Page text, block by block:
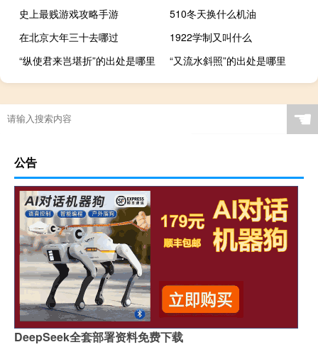
史上最贱游戏攻略手游
510冬天换什么机油
在北京大年三十去哪过
1922学制又叫什么
“纵使君来岂堪折”的出处是哪里
“又流水斜照”的出处是哪里
☚
公告
DeepSeek全套部署资料免费下载